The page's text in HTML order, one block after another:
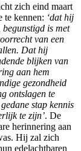
zich eind maart
te kennen: ‘dat hij
is met
van een
Dat hij
blijken van
aan hem
gezondheid
ontslagen te
stap kennis
te zijn’. De
herinnering aan
Hij zal zich
edelachtbaren